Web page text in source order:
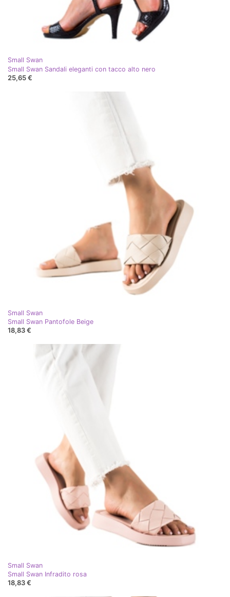
Small Swan
Small Swan Sandali eleganti con tacco alto nero
25,65 €
Small Swan
Small Swan Pantofole Beige
18,83 €
Small Swan
Small Swan Infradito rosa
18,83 €